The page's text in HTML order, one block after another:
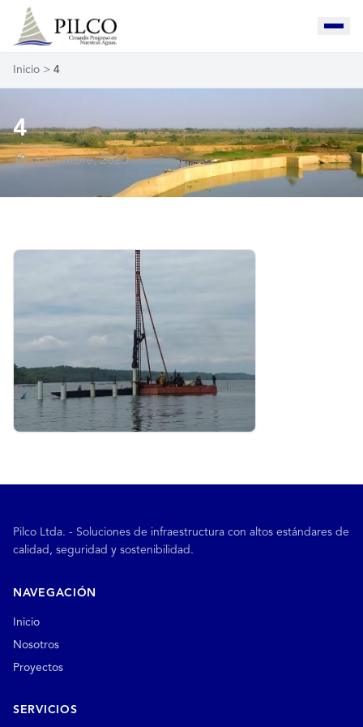
Inicio > 4
4
19 noviembre, 2020
Pilco Ltda. - Soluciones de infraestructura con altos estándares de
calidad, seguridad y sostenibilidad.
NAVEGACIÓN
Inicio
Nosotros
Proyectos
SERVICIOS